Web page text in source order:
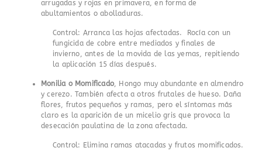
arrugadas y rojas en primavera, en forma de
abultamientos o abolladuras.
Control: Arranca las hojas afectadas. Rocía con un
fungicida de cobre entre mediados y finales de
invierno, antes de la movida de las yemas, repitiendo
la aplicación 15 días después.
Monilia o Momificado, Hongo muy abundante en almendro
y cerezo. También afecta a otros frutales de hueso. Daña
flores, frutos pequeños y ramas, pero el síntomas más
claro es la aparición de un micelio gris que provoca la
desecación paulatina de la zona afectada.
Control: Elimina ramas atacadas y frutos momificados.